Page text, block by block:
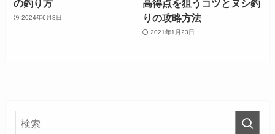
の釣り方
2024年6月8日
高得点を狙うコツとヌシ釣
りの攻略方法
2021年1月23日